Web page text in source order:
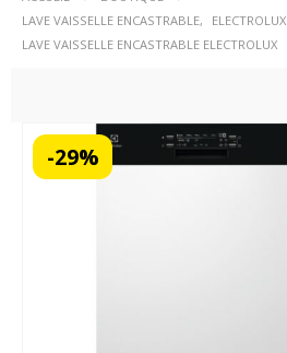
LAVE VAISSELLE ENCASTRABLE,
ELECTROLUX
LAVE VAISSELLE ENCASTRABLE ELECTROLUX
-29%